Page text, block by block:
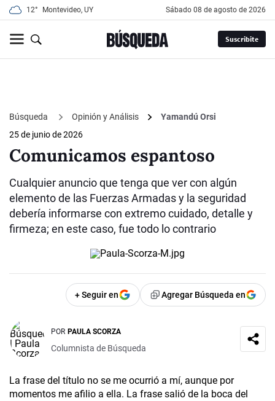
12° Montevideo, UY sábado 08 de agosto de 2026
Suscribite
Búsqueda Opinión y Análisis
Yamandú Orsi
25 de junio de 2026
Comunicamos espantoso
Cualquier anuncio que tenga que ver con algún
elemento de las Fuerzas Armadas y la seguridad
debería informarse con extremo cuidado, detalle y
firmeza; en este caso, fue todo lo contrario
+ Seguir en Agregar Búsqueda en
POR PAULA SCORZA
Columnista de Búsqueda
La frase del título no se me ocurrió a mí, aunque por
momentos me afilio a ella. La frase salió de la boca del